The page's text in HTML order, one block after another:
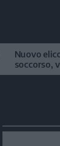
Nuovo
soccorso,
interventi